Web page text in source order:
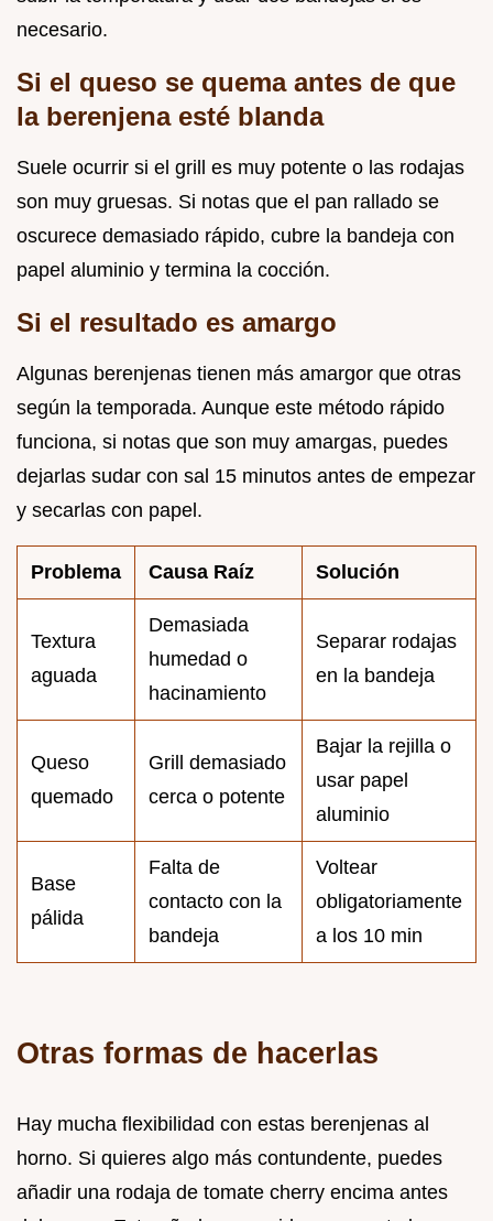
necesario.
Si el queso se quema antes de que
la berenjena esté blanda
Suele ocurrir si el grill es muy potente o las rodajas
son muy gruesas. Si notas que el pan rallado se
oscurece demasiado rápido, cubre la bandeja con
papel aluminio y termina la cocción.
Si el resultado es amargo
Algunas berenjenas tienen más amargor que otras
según la temporada. Aunque este método rápido
funciona, si notas que son muy amargas, puedes
dejarlas sudar con sal 15 minutos antes de empezar
y secarlas con papel.
Problema Causa Raíz Solución
Textura
aguada
Demasiada
humedad o
hacinamiento
Separar rodajas
en la bandeja
Queso
quemado
Grill demasiado
cerca o potente
Bajar la rejilla o
usar papel
aluminio
Base
pálida
Falta de
contacto con la
bandeja
Voltear
obligatoriamente
a los 10 min
Otras formas de hacerlas
Hay mucha flexibilidad con estas berenjenas al
horno. Si quieres algo más contundente, puedes
añadir una rodaja de tomate cherry encima antes